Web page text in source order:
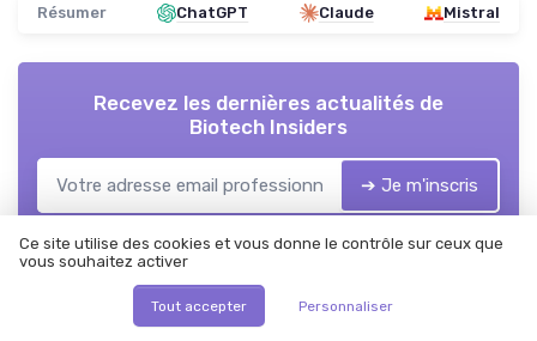
Résumer ChatGPT Claude Mistral
Recevez les dernières actualités de
Biotech Insiders
➔ Je m'inscris
des fins commerciales par Biotech Insiders et ses
partenaires.
Biotech Insiders
Ce site utilise des cookies et vous donne le contrôle sur ceux que
vous souhaitez activer
Tout accepter Personnaliser